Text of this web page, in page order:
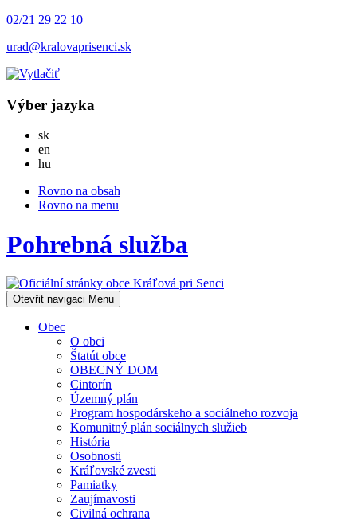
02/21 29 22 10
urad@kralovaprisenci.sk
Výber jazyka
skSlovensky
en
hu
Rovno na obsah
Rovno na menu
Pohrebná služba
Otevřit navigaci Menu
Obec
O obci
Štatút obce
OBECNÝ DOM
Cintorín
Územný plán
Program hospodárskeho a sociálneho rozvoja
Komunitný plán sociálnych služieb
História
Osobnosti
Kráľovské zvesti
Pamiatky
Zaujímavosti
Civilná ochrana